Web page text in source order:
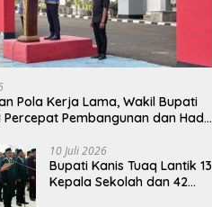
Pola Kerja Lama, Wakil Bupati
Percepat Pembangunan dan Hadir
10 Juli 2026
Bupati Kanis Tuaq Lantik 13
Kepala Sekolah dan 42